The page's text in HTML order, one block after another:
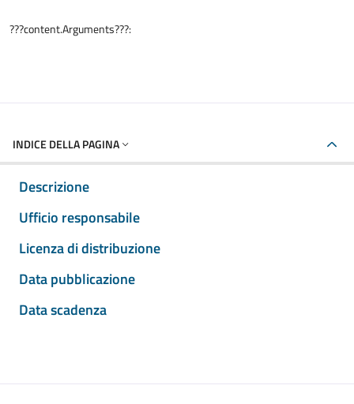
???content.Arguments???:
INDICE DELLA PAGINA
Descrizione
Ufficio responsabile
Licenza di distribuzione
Data pubblicazione
Data scadenza